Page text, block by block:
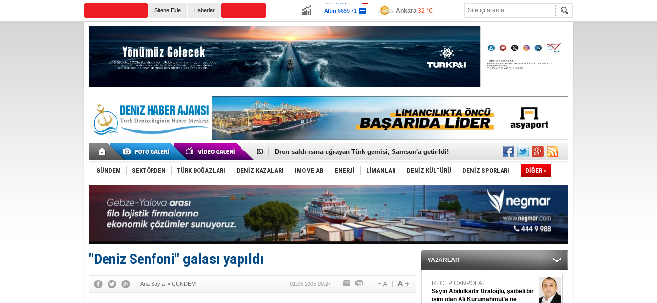
Sitene Ekle Haberler
Altın 6659.71
Euro55.1258
Ankara 32 °C
Antalya33 °C
Muğla 33 °C
Çanakkale 33 °C
Gemi tasarım yarışmasına ek süre
Dron saldırısına uğrayan Türk gemisi, Samsun'a getirildi!
'REGAL 1' isimli tanker, tehlikeyi atlattı!
Gemide 5 ton kokain yakalandı: Portekiz!
Yakıt barcı filosuna 2 yeni gemi katıldı
Rus İHA’ları, Alman gemisini vurdu!
Karadeniz’deki güvenlik krizi, navluna vuruyor!
Tatil hesabını yosun bozdu, oteller fiyat kırdı
Rusya, gölge filo tankerlerinde lider bayrak konumunda
Enejota ticari destek gemisinden süperyata dönüştürüldü
Denizcilik sektörü, Alsancak Limanı’ndan memnun
Türkiye’den Karadeniz'deki gemicilik faaliyetlerine kısıtlama!
Taksi Botlar, 50 yıldır Marmaris’in mavi sularında
GÜNDEM SEKTÖRDEN TÜRK BOĞAZLARI DENİZ KAZALARI IMO VE AB ENERJİ LİMANLAR DENİZ KÜLTÜRÜ DENİZ SPORLARI DİĞER »
"Deniz Senfoni" galası yapıldı
Ana Sayfa » GÜNDEM 01.05.2005 00:27
YAZARLAR
RECEP CANPOLAT
Sayın Abdulkadir Uraloğlu, şaibeli bir
isim olan Ali Kurumahmut’a ne